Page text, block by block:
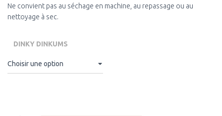
Ne convient pas au séchage en machine, au repassage ou au
nettoyage à sec.
DINKY DINKUMS